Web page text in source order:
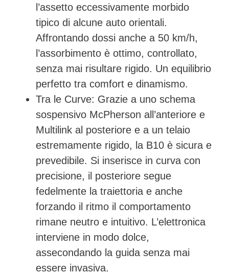
l’assetto eccessivamente morbido
tipico di alcune auto orientali.
Affrontando dossi anche a 50 km/h,
l’assorbimento è ottimo, controllato,
senza mai risultare rigido. Un equilibrio
perfetto tra comfort e dinamismo.
Tra le Curve: Grazie a uno schema
sospensivo McPherson all’anteriore e
Multilink al posteriore e a un telaio
estremamente rigido, la B10 è sicura e
prevedibile. Si inserisce in curva con
precisione, il posteriore segue
fedelmente la traiettoria e anche
forzando il ritmo il comportamento
rimane neutro e intuitivo. L’elettronica
interviene in modo dolce,
assecondando la guida senza mai
essere invasiva.